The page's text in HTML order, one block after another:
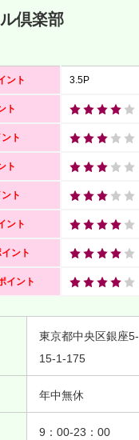
倶楽部
ント 3.5P
ト
ト
ト
ト
ント
ント
イント
東京都中央区銀座5-
15-1-175
年中無休
9：00-23：00